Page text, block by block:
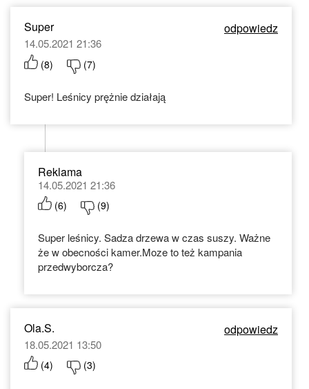
Super odpowiedz
14.05.2021 21:36
(8) (7)
Super! Leśnicy prężnie działają
Reklama
14.05.2021 21:36
(6) (9)
Super leśnicy. Sadza drzewa w czas suszy. Ważne
że w obecności kamer.Moze to też kampania
przedwyborcza?
Ola.S. odpowiedz
18.05.2021 13:50
(4) (3)